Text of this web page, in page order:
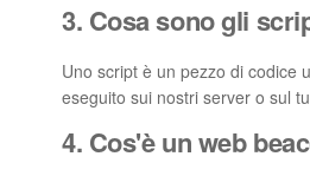
3. Cosa sono gli
Uno script è un pezzo di codice
eseguito sui nostri server o sul
4. Cos'è un web